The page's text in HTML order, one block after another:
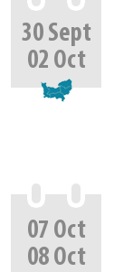
30 Sept
02 Oct
07 Oct
08 Oct